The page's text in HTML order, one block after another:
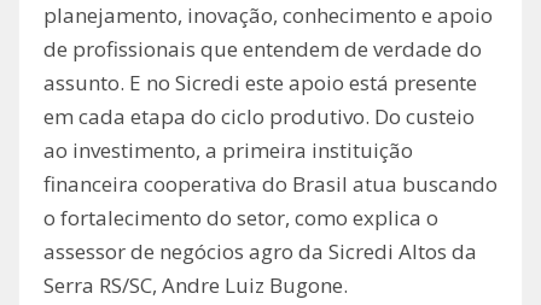
planejamento, inovação, conhecimento e apoio
de profissionais que entendem de verdade do
assunto. E no Sicredi este apoio está presente
em cada etapa do ciclo produtivo. Do custeio
ao investimento, a primeira instituição
financeira cooperativa do Brasil atua buscando
o fortalecimento do setor, como explica o
assessor de negócios agro da Sicredi Altos da
Serra RS/SC, Andre Luiz Bugone.